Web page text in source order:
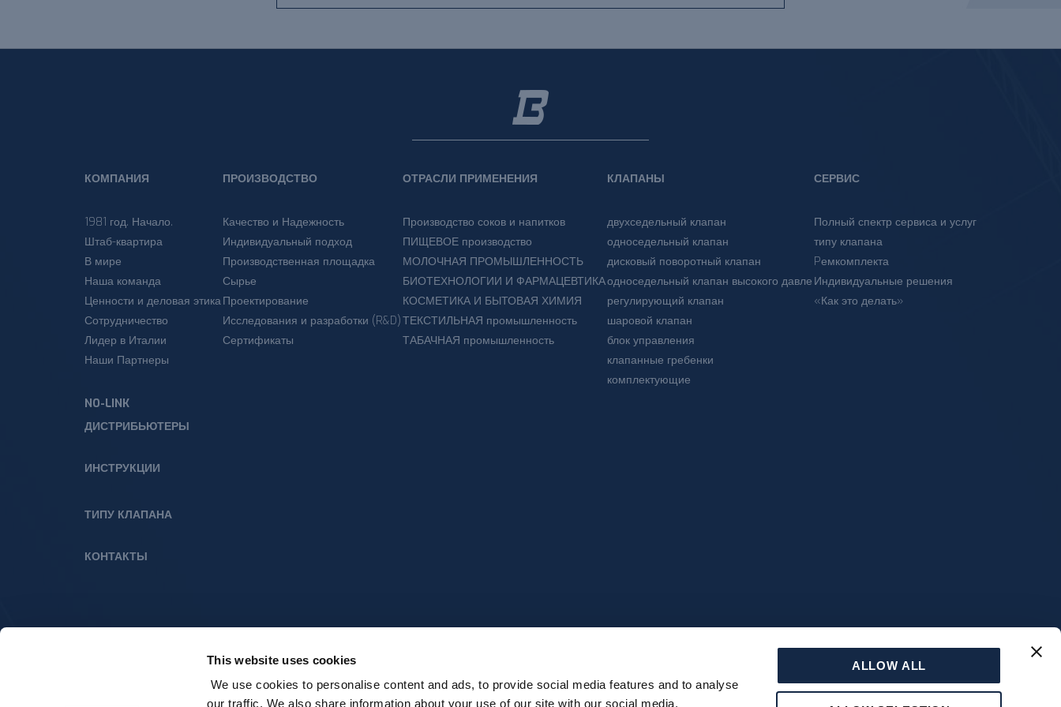
This website uses cookies
We use cookies to personalise content and ads, to provide social media features and to analyse
our traffic. We also share information about your use of our site with our social media,
ALLOW ALL
УЗНАТЬ
КОМПАНИЯ
1981 год. Начало.
Штаб-квартира
В мире
Наша команда
Ценности и деловая этика
Сотрудничество
Лидер в Италии
Наши Партнеры
ПРОИЗВОДСТВО
Качество и Надежность
Индивидуальный подход
Производственная площадка
Сырье
Проектирование
Исследования и разработки (R&D)
Сертификаты
ОТРАСЛИ ПРИМЕНЕНИЯ
Производство соков и напитков
ПИЩЕВОЕ производство
МОЛОЧНАЯ ПРОМЫШЛЕННОСТЬ
БИОТЕХНОЛОГИИ И ФАРМАЦЕВТИКА
КОСМЕТИКА И БЫТОВАЯ ХИМИЯ
ТЕКСТИЛЬНАЯ промышленность
ТАБАЧНАЯ промышленность
КЛАПАНЫ
двухседельный клапан
односедельный клапан
дисковый поворотный клапан
односедельный клапан высокого давле
регулирующий клапан
шаровой клапан
блок управления
клапанные гребенки
комплектующие
СЕРВИС
Полный спектр сервиса и услуг
типу клапана
Pемкомплекта
Индивидуальные решения
«Как это делать»
NO-LINK
ДИСТРИБЬЮТЕРЫ
ИНСТРУКЦИИ
ТИПУ КЛАПАНА
КОНТАКТЫ
FacebookInstagramYoutubeLinkedin